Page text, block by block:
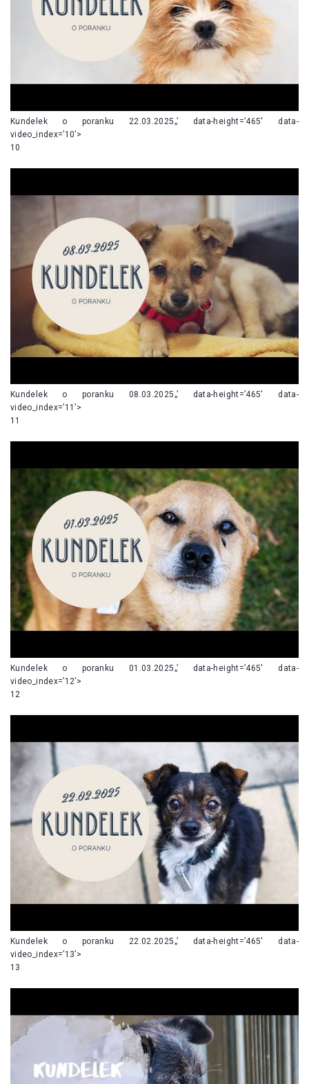
Kundelek o poranku 22.03.2025„’ data-height=’465′ data-
video_index=’10’>
10
Kundelek o poranku 08.03.2025„’ data-height=’465′ data-
video_index=’11’>
11
Kundelek o poranku 01.03.2025„’ data-height=’465′ data-
video_index=’12’>
12
Kundelek o poranku 22.02.2025„’ data-height=’465′ data-
video_index=’13’>
13